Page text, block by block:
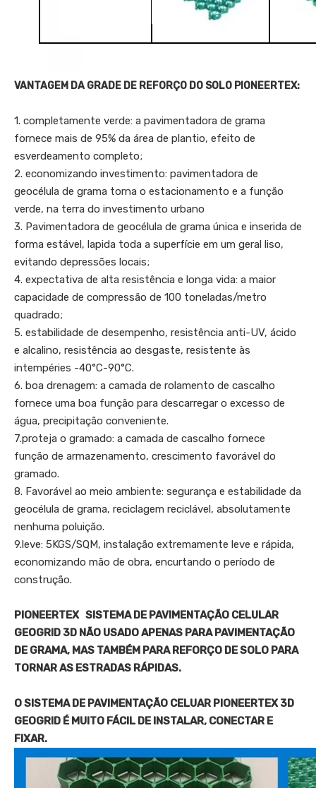
VANTAGEM DA GRADE DE REFORÇO DO SOLO PIONEERTEX:
1. completamente verde: a pavimentadora de grama
fornece mais de 95% da área de plantio, efeito de
esverdeamento completo;
2. economizando investimento: pavimentadora de
geocélula de grama torna o estacionamento e a função
verde, na terra do investimento urbano
3. Pavimentadora de geocélula de grama única e inserida de
forma estável, lapida toda a superfície em um geral liso,
evitando depressões locais;
4. expectativa de alta resistência e longa vida: a maior
capacidade de compressão de 100 toneladas/metro
quadrado;
5. estabilidade de desempenho, resistência anti-UV, ácido
e alcalino, resistência ao desgaste, resistente às
intempéries -40°C-90°C.
6. boa drenagem: a camada de rolamento de cascalho
fornece uma boa função para descarregar o excesso de
água, precipitação conveniente.
7.proteja o gramado: a camada de cascalho fornece
função de armazenamento, crescimento favorável do
gramado.
8. Favorável ao meio ambiente: segurança e estabilidade da
geocélula de grama, reciclagem reciclável, absolutamente
nenhuma poluição.
9.leve: 5KGS/SQM, instalação extremamente leve e rápida,
economizando mão de obra, encurtando o período de
construção.
PIONEERTEX SISTEMA DE PAVIMENTAÇÃO CELULAR
GEOGRID 3D NÃO USADO APENAS PARA PAVIMENTAÇÃO
DE GRAMA, MAS TAMBÉM PARA REFORÇO DE SOLO PARA
TORNAR AS ESTRADAS RÁPIDAS.
O SISTEMA DE PAVIMENTAÇÃO CELUAR PIONEERTEX 3D
GEOGRID É MUITO FÁCIL DE INSTALAR, CONECTAR E
FIXAR.